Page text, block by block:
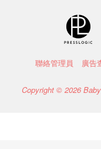
聯絡管理員 廣告
Copyright © 2026